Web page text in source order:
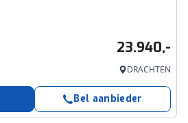
23.940,-
DRACHTEN
Bel aanbieder